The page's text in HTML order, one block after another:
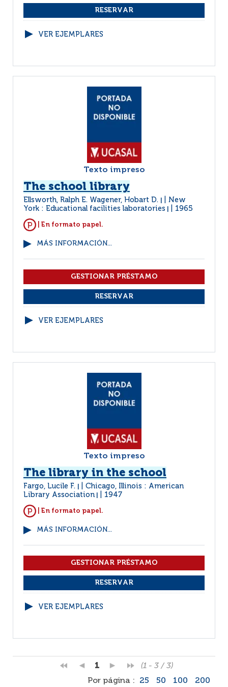
VER EJEMPLARES
Texto impreso
The school library
Ellsworth, Ralph E. Wagener, Hobart D.
New
York : Educational facilities laboratories
1965
| En formato papel.
MÁS INFORMACIÓN...
VER EJEMPLARES
Texto impreso
The library in the school
Fargo, Lucile F.
Chicago, Illinois : American
Library Association
1947
| En formato papel.
MÁS INFORMACIÓN...
VER EJEMPLARES
1
(1 - 3 / 3)
Por página :
25 50 100 200